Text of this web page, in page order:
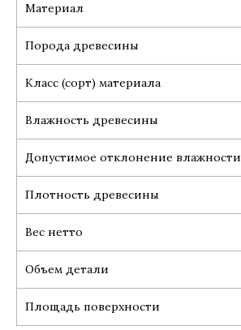
Материал
Порода древесины
Класс (сорт) материала
Влажность древесины
Допустимое отклонение влажности
Плотность древесины
Вес нетто
Объем детали
Площадь поверхности